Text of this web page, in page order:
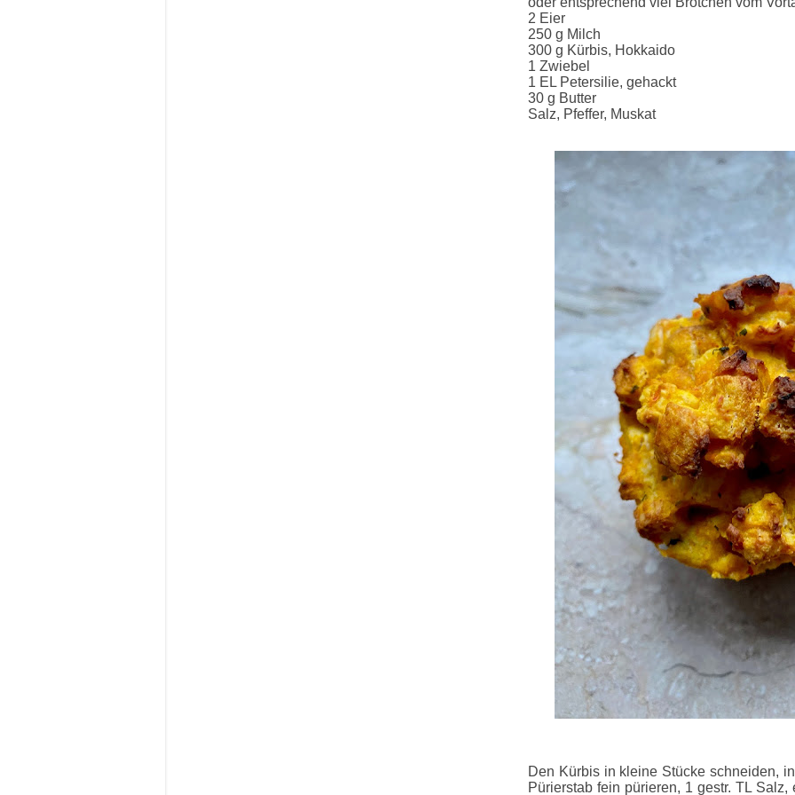
2 Eier
250 g Milch
300 g Kürbis, Hokkaido
1 Zwiebel
1 EL Petersilie, gehackt
30 g Butter
Salz, Pfeffer, Muskat
Den Kürbis in kleine Stücke schneiden,
Pürierstab fein pürieren, 1 gestr. TL